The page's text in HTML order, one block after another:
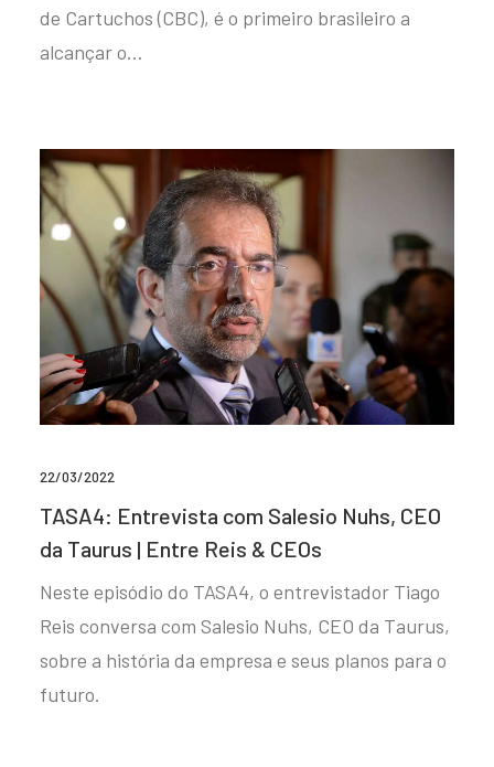
de Cartuchos (CBC), é o primeiro brasileiro a
alcançar o…
22/03/2022
TASA4: Entrevista com Salesio Nuhs, CEO
da Taurus | Entre Reis & CEOs
Neste episódio do TASA4, o entrevistador Tiago
Reis conversa com Salesio Nuhs, CEO da Taurus,
sobre a história da empresa e seus planos para o
futuro.